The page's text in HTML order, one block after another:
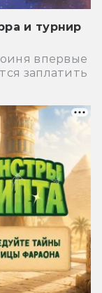
и турнир
впервые
заплатить